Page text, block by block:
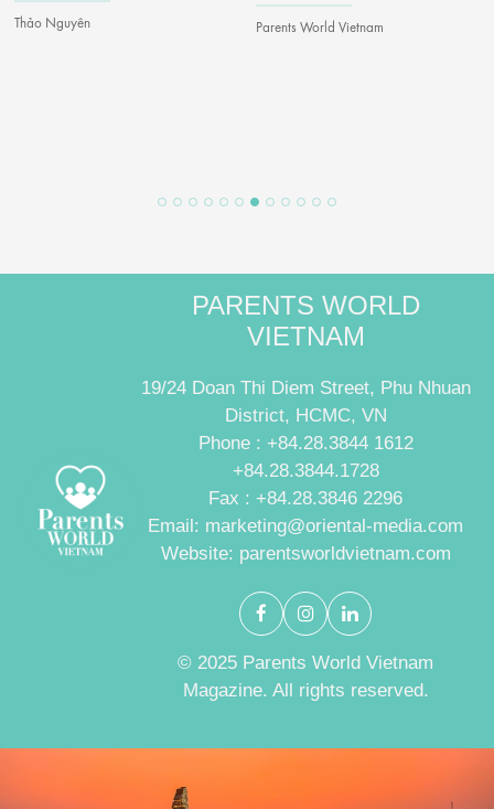
Thảo Nguyên Parents World Vietnam
PARENTS WORLD
VIETNAM
19/24 Doan Thi Diem Street, Phu Nhuan
District, HCMC, VN
Phone : +84.28.3844 1612
+84.28.3844.1728
Fax : +84.28.3846 2296
Email: marketing@oriental-media.com
Website: parentsworldvietnam.com
© 2025 Parents World Vietnam
Magazine. All rights reserved.